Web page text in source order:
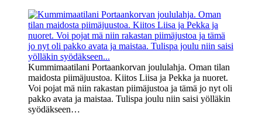
Kummimaatilani Portaankorvan joululahja. Oman tilan
maidosta piimäjuustoa. Kiitos Liisa ja Pekka ja nuoret.
Voi pojat mä niin rakastan piimäjustoa ja tämä jo nyt oli
pakko avata ja maistaa. Tulispa joulu niin saisi yölläkin
syödäkseen…